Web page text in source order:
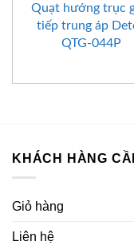
Quạt hướng trục
tiếp trung áp
QTG-044P
KHÁCH HÀNG
Giỏ hàng
Liên hệ